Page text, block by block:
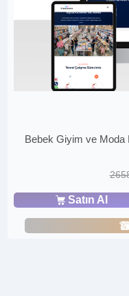
Bebek Giyim ve Moda
Satın Al